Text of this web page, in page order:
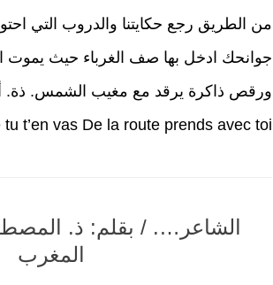
من الطريق رجع حكايتنا والدروب التي
جوانحك ادخل بها صف الغرباء حيث يموت
ورقص ذاكرة يرقد مع مغيب الشمس. ذة.
tu t’en vas De la route prends avec toi
الشاعر…. / بقلم: ذ.
المغرب